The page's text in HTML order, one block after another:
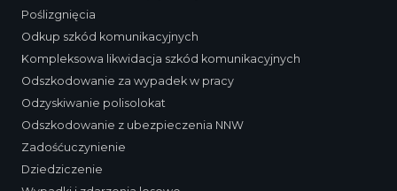
Poślizgnięcia
Odkup szkód komunikacyjnych
Kompleksowa likwidacja szkód komunikacyjnych
Odszkodowanie za wypadek w pracy
Odzyskiwanie polisolokat
Odszkodowanie z ubezpieczenia NNW
Zadośćuczynienie
Dziedziczenie